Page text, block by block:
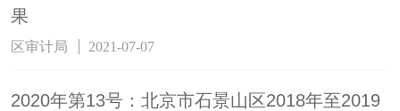
果
区审计局 2021-07-07
2020年第13号：北京市石景山区2018年至2019